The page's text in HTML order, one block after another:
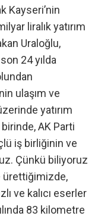
Kayseri’nin
liralık yatırım
Uraloğlu,
24 yılda
ulaşım ve
yatırım
AK Parti
iş birliğinin ve
Çünkü biliyoruz
ürettiğimizde,
ve kalıcı eserler
83 kilometre